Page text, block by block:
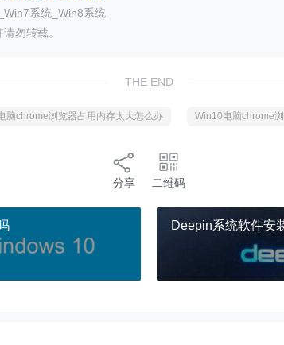
系统_Win8系统
勿转载。
THE END
脑chrome浏览器占用内存太大怎么办 Win10电脑chrome
分享 二维码
Deepin系统软件安